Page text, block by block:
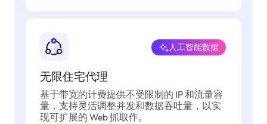
无限住宅代理
人工智能数据
基于带宽的计费提供不受限制的 IP 和流量容
量，支持灵活调整并发和数据吞吐量，以实
现可扩展的 Web 抓取作。